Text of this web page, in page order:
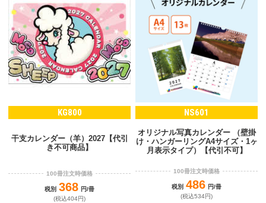
KG800
干支カレンダー（羊）2027【代引
き不可商品】
100冊注文時価格
税別 368 円/冊
(税込404円)
NS601
オリジナル写真カレンダー （壁掛
け・ハンガーリングA4サイズ・1ヶ
月表示タイプ）【代引不可】
100冊注文時価格
税別 486 円/冊
(税込534円)